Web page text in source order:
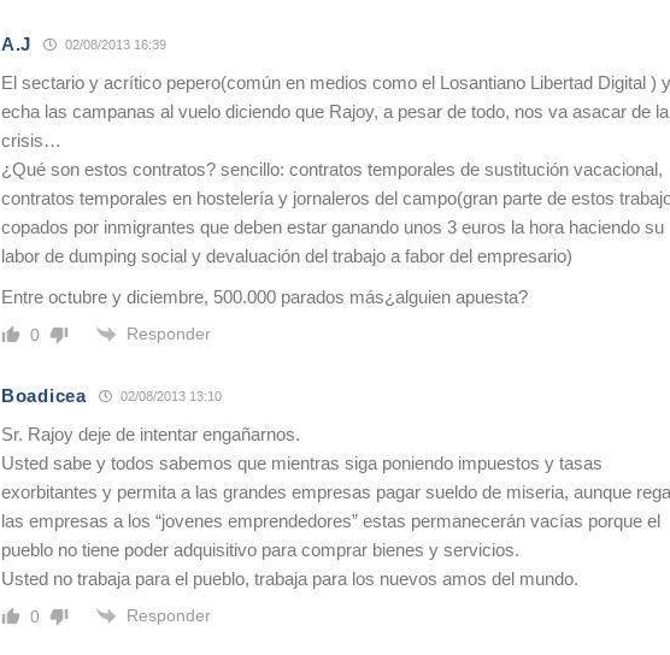
A.J 02/08/2013 16:39
El sectario y acrítico pepero(común en medios como el Losantiano Libertad Digital )
echa las campanas al vuelo diciendo que Rajoy, a pesar de todo, nos va asacar de la
crisis…
¿Qué son estos contratos? sencillo: contratos temporales de sustitución vacacional,
contratos temporales en hostelería y jornaleros del campo(gran parte de estos
copados por inmigrantes que deben estar ganando unos 3 euros la hora haciendo su
labor de dumping social y devaluación del trabajo a fabor del empresario)
Entre octubre y diciembre, 500.000 parados más¿alguien apuesta?
0 Responder
Boadicea 02/08/2013 13:10
Sr. Rajoy deje de intentar engañarnos.
Usted sabe y todos sabemos que mientras siga poniendo impuestos y tasas
exorbitantes y permita a las grandes empresas pagar sueldo de miseria, aunque
las empresas a los “jovenes emprendedores” estas permanecerán vacías porque el
pueblo no tiene poder adquisitivo para comprar bienes y servicios.
Usted no trabaja para el pueblo, trabaja para los nuevos amos del mundo.
0 Responder